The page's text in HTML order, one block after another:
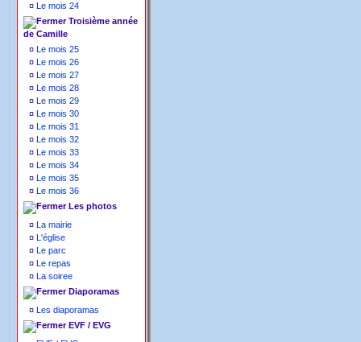
¤ Le mois 24
Troisième année
de Camille
¤ Le mois 25
¤ Le mois 26
¤ Le mois 27
¤ Le mois 28
¤ Le mois 29
¤ Le mois 30
¤ Le mois 31
¤ Le mois 32
¤ Le mois 33
¤ Le mois 34
¤ Le mois 35
¤ Le mois 36
Les photos
¤ La mairie
¤ L'église
¤ Le parc
¤ Le repas
¤ La soiree
Diaporamas
¤ Les diaporamas
EVF / EVG